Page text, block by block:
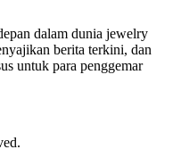
dalam dunia jewelry
berita terkini, dan
untuk para penggemar